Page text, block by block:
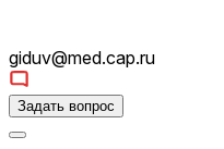
giduv@med.cap.ru
Задать вопрос